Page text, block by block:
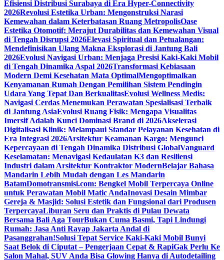
Efisiensi Distribusi Surabaya di Era Hyper-Connectivity
2026Revolusi Estetika Urban: Mengonstruksi Narasi
Kemewahan dalam Keterbatasan Ruang MetropolisOase
Estetika Otomotif: Merajut Durabilitas dan Kemewahan Visual
di Tengah Disrupsi 2026Elevasi Spiritual dan Petualangan:
Mendefinisikan Ulang Makna Eksplorasi di Jantung Bali
2026Evolusi Navigasi Urban: Menjaga Presisi Kaki-Kaki Mobil
di Tengah Dinamika Aspal 2026Transformasi Kebiasaan
Modern Demi Kesehatan Mata OptimalMengoptimalkan
Kenyamanan Rumah Dengan Pemilihan Sistem Pendingin
Udara Yang Tepat Dan BerkualitasEvolusi Wellness Medis:
Navigasi Cerdas Menemukan Perawatan Spesialisasi Terbaik
di Jantung AsiaEvolusi Ruang Fisik: Mengapa Visualitas
Imersif Adalah Kunci Dominasi Brand di 2026Akselerasi
Digitalisasi Klinik: Melampaui Standar Pelayanan Kesehatan di
Era Integrasi 2026Arsitektur Keamanan Kargo: Mengunci
Kepercayaan di Tengah Dinamika Distribusi GlobalVanguard
Keselamatan: Menavigasi Kedaulatan K3 dan Resiliensi
Industri dalam Arsitektur Kontraktor ModernBelajar Bahasa
Mandarin Lebih Mudah dengan Les Mandarin
BatamDomotransmisi.com: Bengkel Mobil Terpercaya Online
untuk Perawatan Mobil Matic AndaInovasi Desain Mimbar
Gereja & Masjid: Solusi Estetik dan Fungsional dari Produsen
TerpercayaLiburan Seru dan Praktis di Pulau Dewata
Bersama Bali Aga TourBukan Cuma Basmi, Tapi Lindungi
Rumah: Jasa Anti Rayap Jakarta Andal di
Pasanggrahan!Solusi Tepat Service Kaki-Kaki Mobil Bunyi
Saat Belok di Ciputat – Pengerjaan Cepat & RapiGak Perlu Ke
Salon Mahal, SUV Anda Bisa Glowing Hanya di Autodetailing